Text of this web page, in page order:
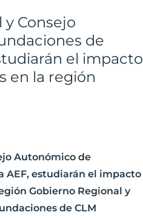
Consejo
de
el impacto
en la región
Autonómico de
AEF, estudiarán el impacto
Gobierno Regional y
de CLM